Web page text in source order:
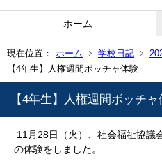
ホーム
現在位置： ホーム 学校日記
【4年生】人権週間ボッチャ体験
【4年生】人権週間ボッチャ
11月28日（火）、社会福祉協議
の体験をしました。